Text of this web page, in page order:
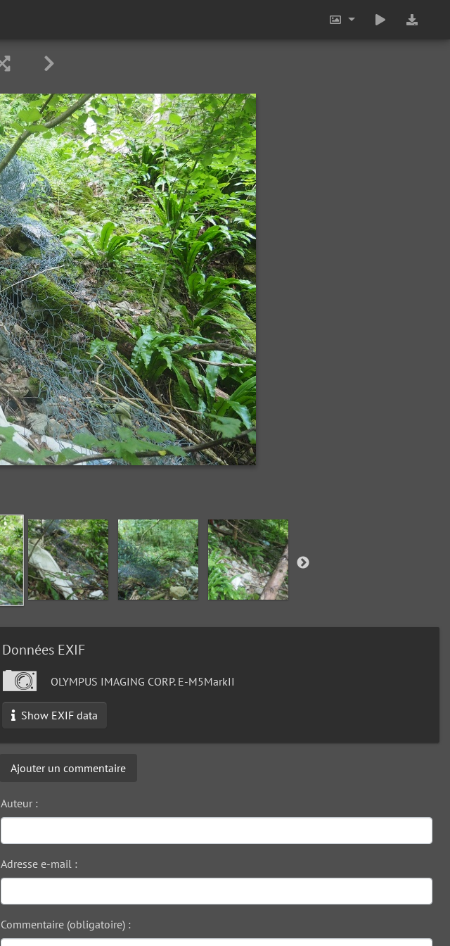
Données EXIF
OLYMPUS IMAGING CORP. E-M5MarkII
Show EXIF data
Ajouter un commentaire
Auteur :
Adresse e-mail :
Commentaire (obligatoire) :